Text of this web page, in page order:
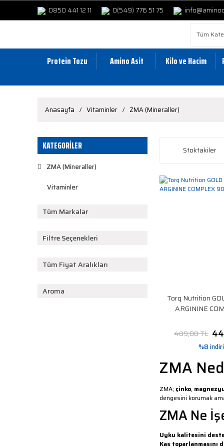
0850 441 12 11 0(549) 776 51 75
Protein Tozu Amino Asit Kilo ve Hacim
Anasayfa Vitaminler ZMA (Mineraller)
KATEGORİLER
ZMA (Mineraller)
Vitaminler
Tüm Markalar
Filtre Seçenekleri
Tüm Fiyat Aralıkları
Aroma
Stoktakiler
Torq Nutrition
ARGININE
489,00 TL
%8
ZMA
ZMA; çinko,
dengesini korumak
ZMA Ne
Uyku kalitesini
Kas toparlanmasını